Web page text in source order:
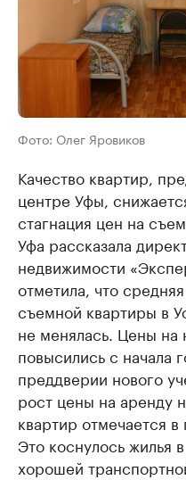
Фото: Олег Яровиков
Качество квартир,
центре Уфы,
стагнация цен на
Уфа рассказала
недвижимости
отметила, что
съемной квартиры в
не менялась. Цены на
повысились с начала
преддверии нового
рост цены на аренду
квартир отмечается
Это коснулось жилья
хорошей